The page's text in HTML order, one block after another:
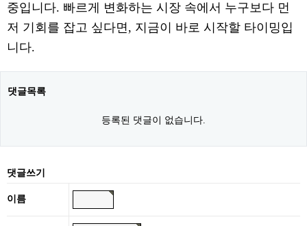
중입니다. 빠르게 변화하는 시장 속에서 누구보다 먼
저 기회를 잡고 싶다면, 지금이 바로 시작할 타이밍입
니다.
댓글목록
등록된 댓글이 없습니다.
댓글쓰기
이름